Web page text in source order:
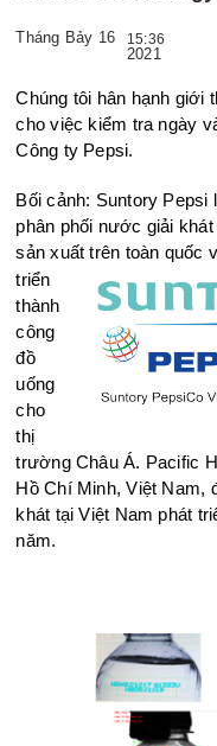
Tháng Bảy 16 15:36
2021
Chúng tôi hân hạnh giới thiệu giải pháp của G4 Technology
cho việc kiểm tra ngày
Công ty Pepsi.
Bối cảnh: Suntory Pepsi
phân phối nước giải
sản xuất trên toàn quốc
triển
thành
công
đồ
uống
cho
thị
trường Châu Á. Pacific
Hồ Chí Minh, Việt Nam,
khát tại Việt Nam phát
năm.